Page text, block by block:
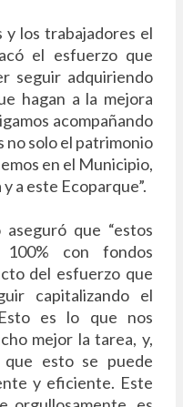
y los trabajadores el
el esfuerzo que
seguir adquiriendo
hagan a la mejora
acompañando
no solo el patrimonio
en el Municipio,
a este Ecoparque”.
que “estos
100% con fondos
del esfuerzo que
capitalizando el
es lo que nos
mejor la tarea, y,
que esto se puede
y eficiente. Este